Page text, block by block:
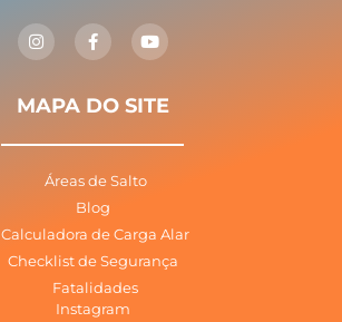
n
s
t
r
m
a
c
e
o
-
o
u
t
e
MAPA DO SITE
Áreas de Salto
Blog
Calculadora de Carga Alar
Checklist de Segurança
Fatalidades
Instagram